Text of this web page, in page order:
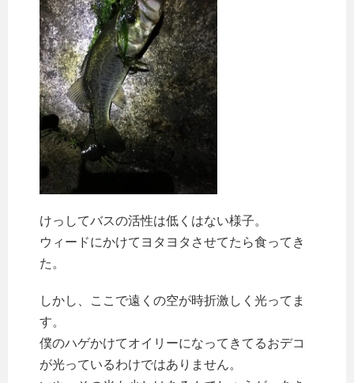
けっしてバスの活性は低くはない様子。
ウィードにかけてヨタヨタさせてたら食ってき
た。
しかし、ここで遠くの空が時折激しく光ってま
す。
僕のハゲかけてオイリーになってきてるおデコ
が光っているわけではありません。